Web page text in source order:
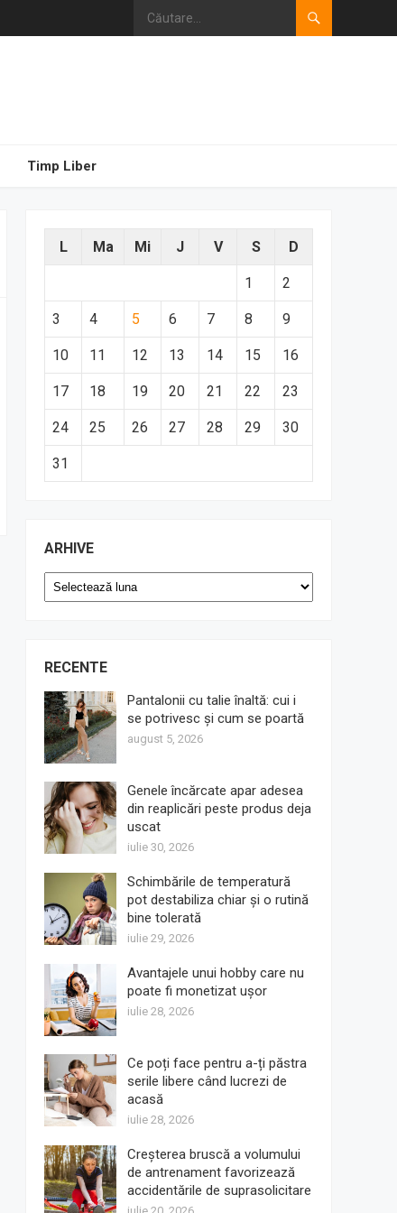
Timp Liber
L Ma Mi J V S D
1 2
3 4 5 6 7 8 9
10 11 12 13 14 15 16
17 18 19 20 21 22 23
24 25 26 27 28 29 30
31
ARHIVE
Arhive
RECENTE
Pantalonii cu talie înaltă: cui i
se potrivesc și cum se poartă
august 5, 2026
Genele încărcate apar adesea
din reaplicări peste produs deja
uscat
iulie 30, 2026
Schimbările de temperatură
pot destabiliza chiar și o rutină
bine tolerată
iulie 29, 2026
Avantajele unui hobby care nu
poate fi monetizat ușor
iulie 28, 2026
Ce poți face pentru a-ți păstra
serile libere când lucrezi de
acasă
iulie 28, 2026
Creșterea bruscă a volumului
de antrenament favorizează
accidentările de suprasolicitare